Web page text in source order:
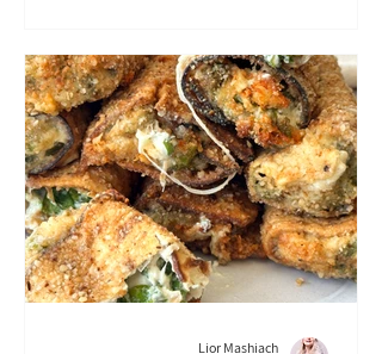
אחד גדול לחלוקה. איזה בורקס טונה מלט אתם
תכינו? בואו נכין בורקס טונה מלט! |מה צריך
להכנת בורקס
Lior Mashiach